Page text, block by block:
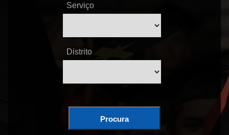
Serviço
Distrito
Procura